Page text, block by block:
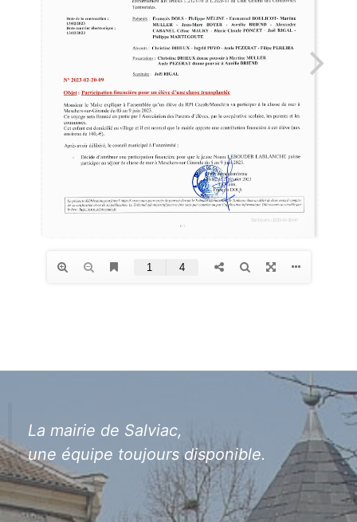
La mairie de Salviac,
une équipe toujours disponible.